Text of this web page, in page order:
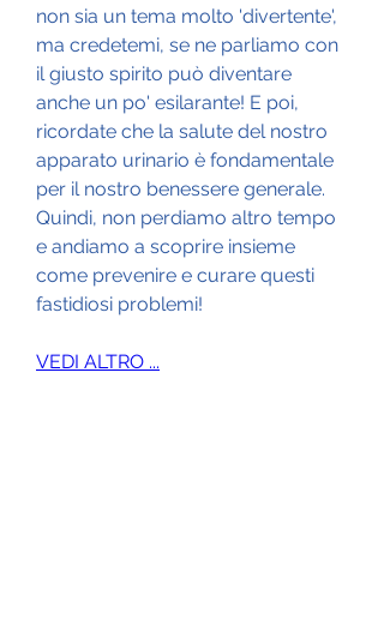
non sia un tema molto 'divertente',
ma credetemi, se ne parliamo con
il giusto spirito può diventare
anche un po' esilarante! E poi,
ricordate che la salute del nostro
apparato urinario è fondamentale
per il nostro benessere generale.
Quindi, non perdiamo altro tempo
e andiamo a scoprire insieme
come prevenire e curare questi
fastidiosi problemi!
VEDI ALTRO ...